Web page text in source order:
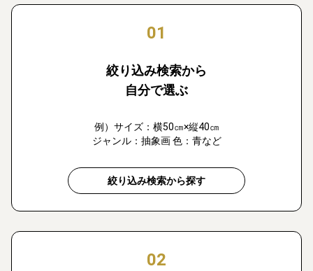
01
絞り込み検索から
自分で選ぶ
例）サイズ：横50㎝×縦40㎝
ジャンル：抽象画 色：青など
絞り込み検索から探す
02